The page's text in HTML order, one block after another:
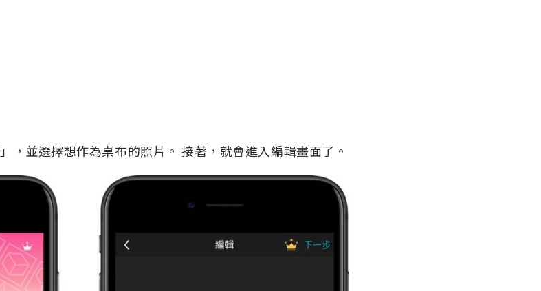
」，並選擇想作為桌布的照片。 接著，就會進入編輯畫面了。